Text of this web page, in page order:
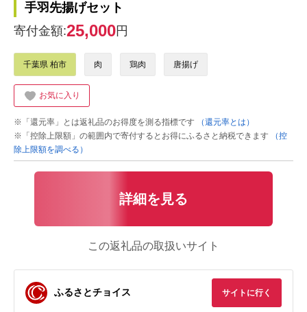
手羽先揚げセット
寄付金額:25,000円
千葉県 柏市 肉 鶏肉 唐揚げ
お気に入り
※「還元率」とは返礼品のお得度を測る指標です
（還元率とは）
※「控除上限額」の範囲内で寄付するとお得にふるさと納税できます
（控
除上限額を調べる）
詳細を見る
この返礼品の取扱いサイト
ふるさとチョイス サイトに行く